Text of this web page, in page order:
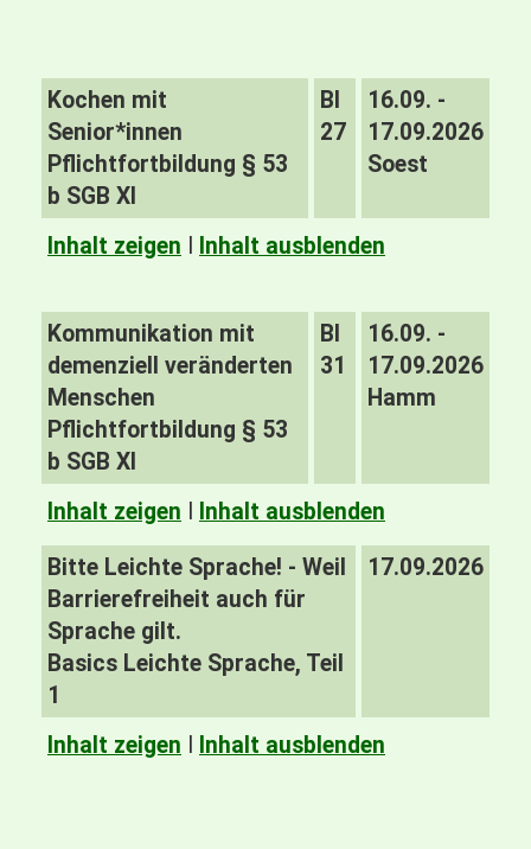
Kochen mit
Senior*innen
Pflichtfortbildung § 53
b SGB XI
BI
27
16.09. -
17.09.2026
Soest
Inhalt zeigen Inhalt ausblenden
Kommunikation mit
demenziell veränderten
Menschen
Pflichtfortbildung § 53
b SGB XI
BI
31
16.09. -
17.09.2026
Hamm
Inhalt zeigen Inhalt ausblenden
Bitte Leichte Sprache! - Weil
Barrierefreiheit auch für
Sprache gilt.
Basics Leichte Sprache, Teil
1
17.09.2026
Inhalt zeigen Inhalt ausblenden